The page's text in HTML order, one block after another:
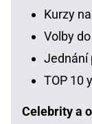
Kurzy
Volby
Jednání
TOP 10
Celebrity a